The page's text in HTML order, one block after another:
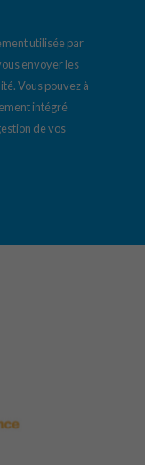
utilisée par
envoyer les
Vous pouvez à
intégré
de vos